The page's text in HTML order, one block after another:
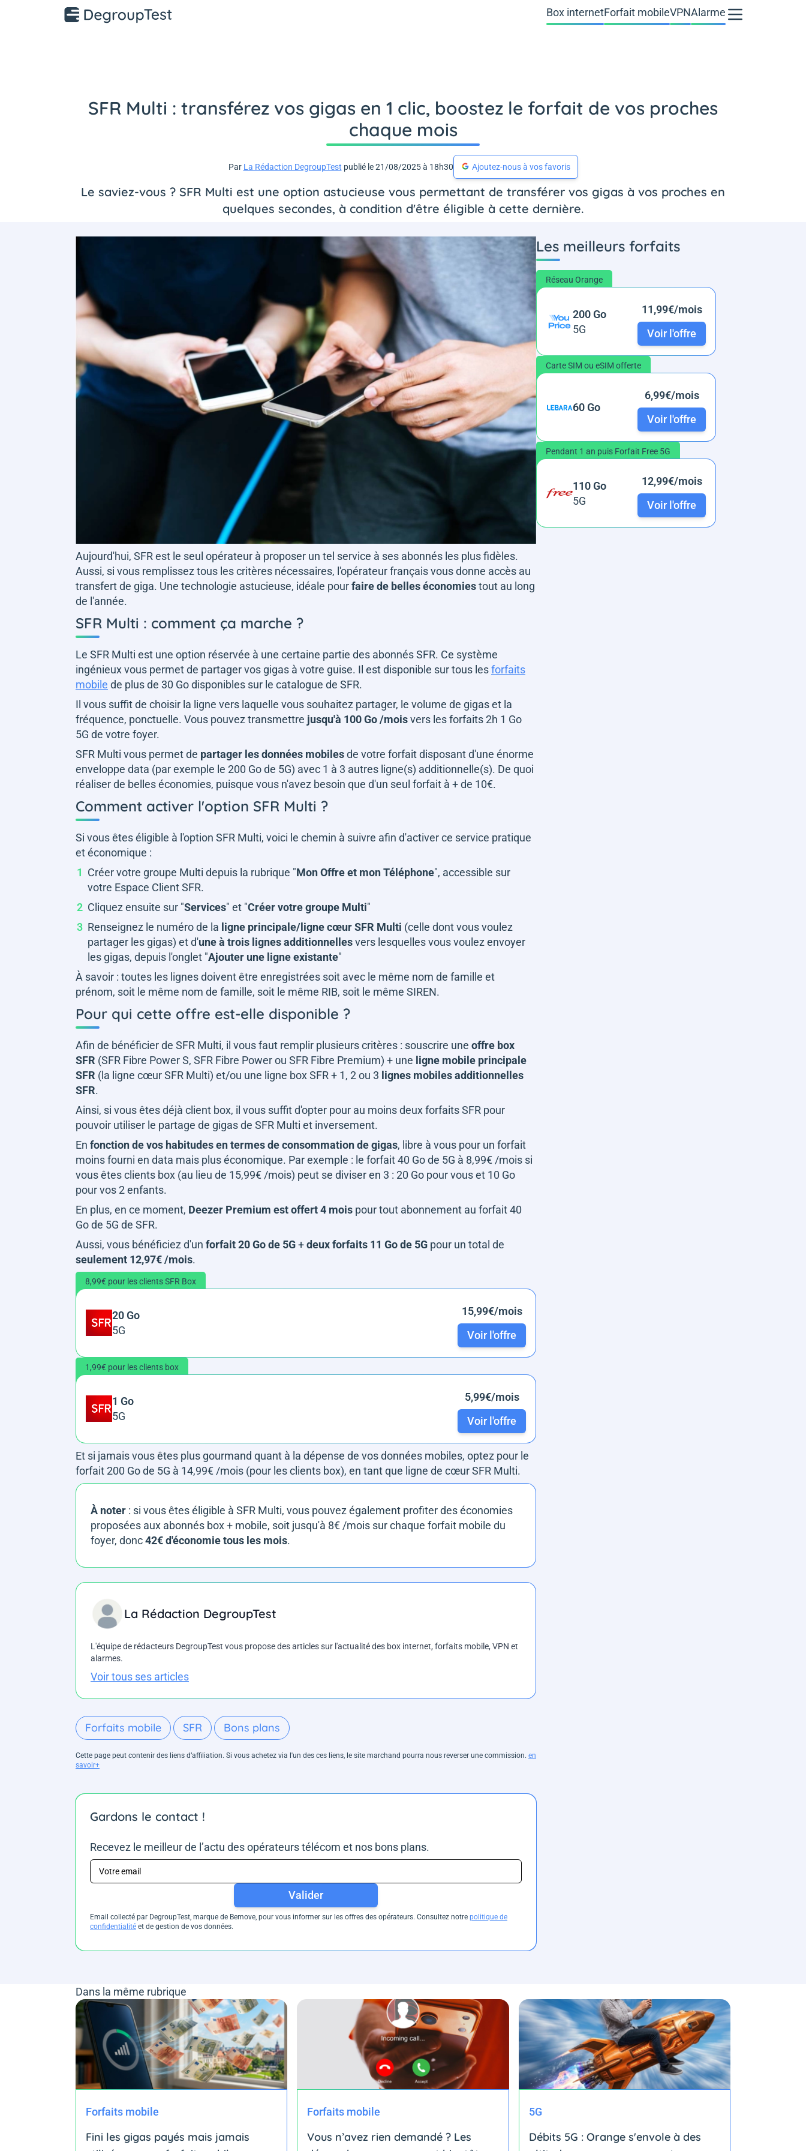
Box internetForfait mobileVPNAlarme
SFR Multi : transférez vos gigas en 1 clic, boostez le forfait de vos proches
chaque mois
Par La Rédaction DegroupTest publié le 21/08/2025 à 18h30 Ajoutez-nous à vos favoris
Le saviez-vous ? SFR Multi est une option astucieuse vous permettant de transférer vos gigas à vos proches en
quelques secondes, à condition d'être éligible à cette dernière.
Aujourd'hui, SFR est le seul opérateur à proposer un tel service à ses abonnés les plus fidèles.
Aussi, si vous remplissez tous les critères nécessaires, l'opérateur français vous donne accès au
transfert de giga. Une technologie astucieuse, idéale pourfaire de belles économiestout au long
de l'année.
SFR Multi : comment ça marche ?
Le SFR Multi est une option réservée à une certaine partie des abonnés SFR. Ce système
ingénieux vous permet de partager vos gigas à votre guise. Il est disponible sur tous lesforfaits
mobile de plus de 30 Go disponibles sur le catalogue de SFR.
Il vous suffit de choisir la ligne vers laquelle vous souhaitez partager, le volume de gigas et la
fréquence, ponctuelle. Vous pouvez transmettre jusqu'à 100 Go /moisvers les forfaits 2h 1 Go
5G de votre foyer.
SFR Multi vous permet de partager les données mobilesde votre forfait disposant d'une énorme
enveloppe data (par exemple le 200 Go de 5G) avec 1 à 3 autres ligne(s) additionnelle(s). De quoi
réaliser de belles économies, puisque vous n'avez besoin que d'un seul forfait à + de 10€.
Comment activer l'option SFR Multi ?
Si vous êtes éligible à l'option SFR Multi, voici le chemin à suivre afin d'activer ce service pratique
et économique :
Créer votre groupe Multi depuis la rubrique "Mon Offre et mon Téléphone", accessible sur
votre Espace Client SFR.
Cliquez ensuite sur "Services" et "Créer votre groupe Multi"
Renseignez le numéro de la ligne principale/ligne cœur SFR Multi (celle dont vous voulez
partager les gigas) et d'une à trois lignes additionnellesvers lesquelles vous voulez envoyer
les gigas, depuis l'onglet "Ajouter une ligne existante"
À savoir : toutes les lignes doivent être enregistrées soit avec le même nom de famille et
prénom, soit le même nom de famille, soit le même RIB, soit le même SIREN.
Pour qui cette offre est-elle disponible ?
Afin de bénéficier de SFR Multi, il vous faut remplir plusieurs critères : souscrire une offre box
SFR (SFR Fibre Power S, SFR Fibre Power ou SFR Fibre Premium) + une ligne mobile principale
SFR (la ligne cœur SFR Multi) et/ou une ligne box SFR + 1, 2 ou 3 lignes mobiles additionnelles
SFR.
Ainsi, si vous êtes déjà client box, il vous suffit d'opter pour au moins deux forfaits SFR pour
pouvoir utiliser le partage de gigas de SFR Multi et inversement.
En fonction de vos habitudes en termes de consommation de gigas, libre à vous pour un forfait
moins fourni en data mais plus économique. Par exemple : le forfait 40 Go de 5G à 8,99€ /mois si
vous êtes clients box (au lieu de 15,99€ /mois) peut se diviser en 3 : 20 Go pour vous et 10 Go
pour vos 2 enfants.
En plus, en ce moment, Deezer Premium est offert 4 mois pour tout abonnement au forfait 40
Go de 5G de SFR.
Aussi, vous bénéficiez d'un forfait 20 Go de 5G+deux forfaits 11 Go de 5G pour un total de
seulement 12,97€ /mois.
8,99€ pour les clients SFR Box
20 Go
5G
15,99€/mois
Voir l'offre
1,99€ pour les clients box
1 Go
5G
5,99€/mois
Voir l'offre
Et si jamais vous êtes plus gourmand quant à la dépense de vos données mobiles, optez pour le
forfait 200 Go de 5G à 14,99€ /mois (pour les clients box), en tant que ligne de cœur SFR Multi.
À noter : si vous êtes éligible à SFR Multi, vous pouvez également profiter des économies
proposées aux abonnés box + mobile, soit jusqu'à 8€ /mois sur chaque forfait mobile du
foyer, donc42€ d'économie tous les mois.
La Rédaction DegroupTest
L'équipe de rédacteurs DegroupTest vous propose des articles sur l'actualité des box internet, forfaits mobile, VPN et
alarmes.
Voir tous ses articles
Forfaits mobile SFR Bons plans
Cette page peut contenir des liens d’affiliation. Si vous achetez via l'un des ces liens, le site marchand pourra nous reverser une commission. en
savoir+
Gardons le contact !
Recevez le meilleur de l’actu des opérateurs télécom et nos bons plans.
Valider
Email collecté par DegroupTest, marque de Bemove, pour vous informer sur les offres des opérateurs. Consultez notre politique de
confidentialité et de gestion de vos données.
Les meilleurs forfaits
Réseau Orange
200 Go
5G
11,99€/mois
Voir l'offre
Carte SIM ou eSIM offerte
60 Go
6,99€/mois
Voir l'offre
Pendant 1 an puis Forfait Free 5G
110 Go
5G
12,99€/mois
Voir l'offre
Dans la même rubrique
Forfaits mobile
Fini les gigas payés mais jamais
Forfaits mobile
Vous n’avez rien demandé ? Les
5G
Débits 5G : Orange s'envole à des